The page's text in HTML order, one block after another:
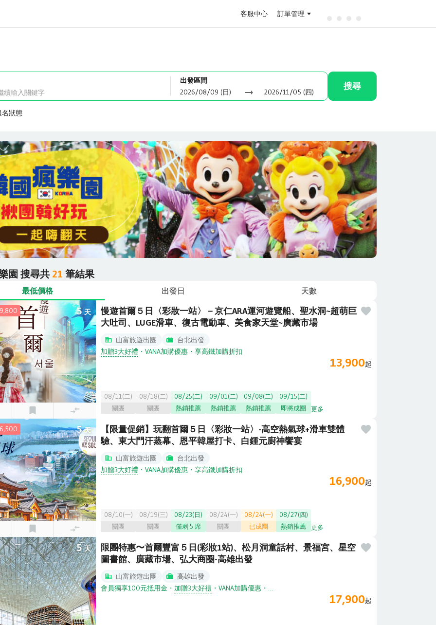
客服中心 訂單管理
出發區間
搜尋
名狀態
園 搜尋共 21 筆結果
最低價格 出發日 天數
5天
慢遊首爾５日〈彩妝一站〉－京仁ARA運河遊覽船、聖水洞~超萌巨
大吐司、LUGE滑車、復古電動車、美食家天堂~廣藏市場
山富旅遊出團
台北出發
加贈3大好禮 ・ VANA加購優惠 ・ 享高鐵加購折扣
13,900起
08/11(二)
關團
08/18(二)
關團
08/25(二)
熱銷推薦
09/01(二)
熱銷推薦
09/08(二)
熱銷推薦
09/15(二)
即將成團
更多
5天
【限量促銷】玩翻首爾５日〈彩妝一站〉-高空熱氣球+滑車雙體
驗、東大門汗蒸幕、恩平韓屋打卡、白鍾元廚神饗宴
山富旅遊出團
台北出發
加贈3大好禮 ・ VANA加購優惠 ・ 享高鐵加購折扣
16,900起
08/10(一)
關團
08/19(三)
關團
08/23(日)
僅剩 5 席
08/24(一)
關團
08/24(一)
已成團
08/27(四)
熱銷推薦 更多
5天
限團特惠〜首爾豐富５日(彩妝1站)、松月洞童話村、景福宮、星空
圖書館、廣藏市場、弘大商圈-高雄出發
山富旅遊出團
高雄出發
會員獨享100元抵用金 ・ 加贈3大好禮 ・ VANA加購優惠 ・ 享高鐵加購折扣
17,900起